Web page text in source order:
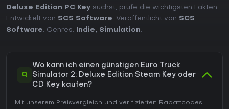
Deluxe Edition PC Key suchst, prüfe die wichtigsten Fakten.
Entwickelt von SCS Software. Veröffentlicht von SCS
Software. Genres: Indie, Simulation.
Q
Wo kann ich einen günstigen Euro Truck
Simulator 2: Deluxe Edition Steam Key oder
CD Key kaufen?
Mit unserem Preisvergleich und verifizierten Rabattcodes